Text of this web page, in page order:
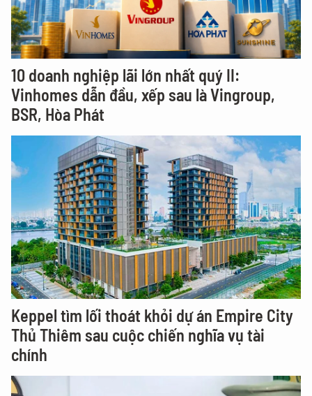
10 doanh nghiệp lãi lớn nhất quý II:
Vinhomes dẫn đầu, xếp sau là Vingroup,
BSR, Hòa Phát
Keppel tìm lối thoát khỏi dự án Empire City
Thủ Thiêm sau cuộc chiến nghĩa vụ tài
chính